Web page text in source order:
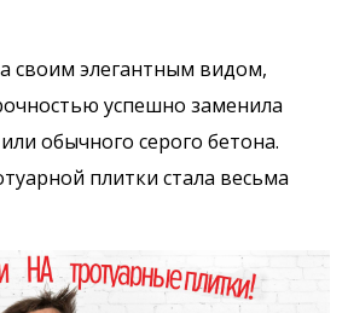
своим элегантным видом,
успешно заменила
обычного серого бетона.
плитки стала весьма